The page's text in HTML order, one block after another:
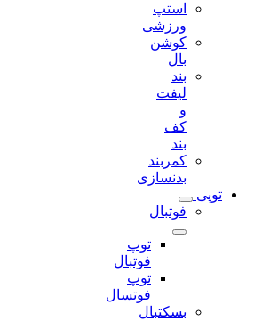
استپ
ورزشی
کوشن
کمربند
بدنسازی
توپی
فوتبال
توپ
فوتبال
توپ
فوتسال
بسکتبال